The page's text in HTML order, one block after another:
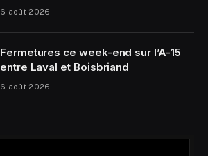
6 août 2026
Fermetures ce week-end sur l’A-15
entre Laval et Boisbriand
6 août 2026